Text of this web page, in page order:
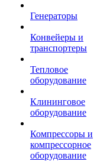
Генераторы
Конвейеры и
транспортеры
Тепловое
оборудование
Клининговое
оборудование
Компрессоры и
компрессорное
оборудование